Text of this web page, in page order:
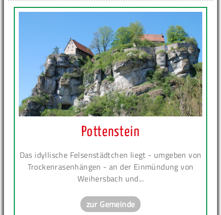
Pottenstein
Das idyllische Felsenstädtchen liegt - umgeben von
Trockenrasenhängen - an der Einmündung von
Weihersbach und...
zur Gemeinde